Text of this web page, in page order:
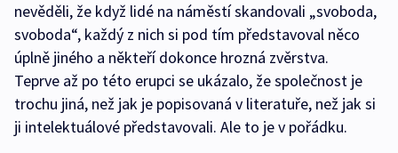
nevěděli, že když lidé na náměstí skandovali „svoboda,
svoboda“, každý z nich si pod tím představoval něco
úplně jiného a někteří dokonce hrozná zvěrstva.
Teprve až po této erupci se ukázalo, že společnost je
trochu jiná, než jak je popisovaná v literatuře, než jak si
ji intelektuálové představovali. Ale to je v pořádku.